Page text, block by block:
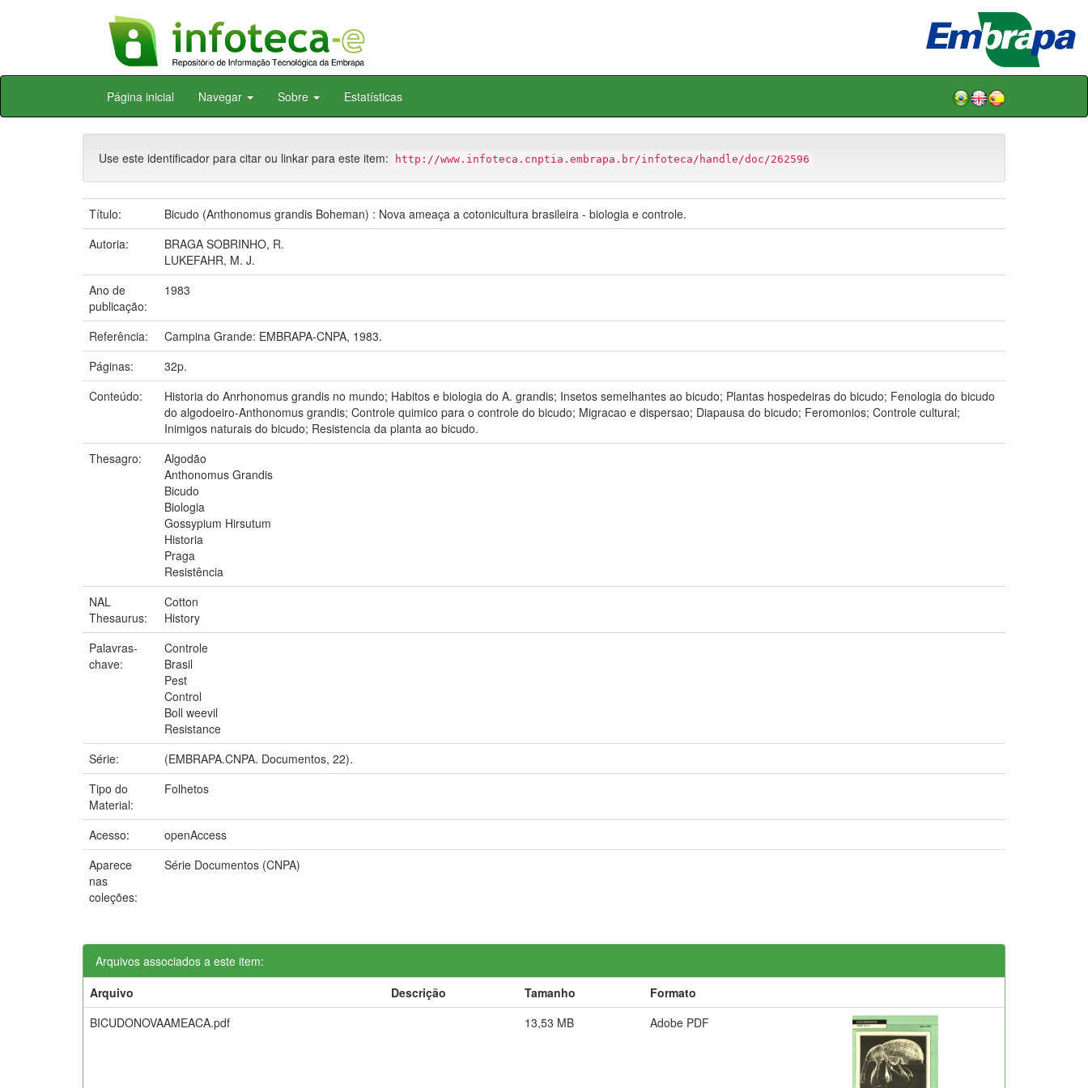
Skip
Página inicial Navegar Sobre Estatísticas
Use este identificador para citar ou linkar para este item: http://www.infoteca.cnptia.embrapa.br/infoteca/handle/doc/262596
Título:
Bicudo (Anthonomus grandis Boheman) : Nova ameaça a cotonicultura brasileira - biologia e controle.
Autoria:
BRAGA SOBRINHO, R.
LUKEFAHR, M. J.
Ano de
publicação:
1983
Referência:
Campina Grande: EMBRAPA-CNPA, 1983.
Páginas:
32p.
Conteúdo:
Historia do Anrhonomus grandis no mundo; Habitos e biologia do A. grandis; Insetos semelhantes ao bicudo; Plantas hospedeiras do bicudo; Fenologia do bicudo
do algodoeiro-Anthonomus grandis; Controle quimico para o controle do bicudo; Migracao e dispersao; Diapausa do bicudo; Feromonios; Controle cultural;
Inimigos naturais do bicudo; Resistencia da planta ao bicudo.
Thesagro:
Algodão
Anthonomus Grandis
Bicudo
Biologia
Gossypium Hirsutum
Historia
Praga
Resistência
NAL
Thesaurus:
Cotton
History
Palavras-
chave:
Controle
Brasil
Pest
Control
Boll weevil
Resistance
Série:
(EMBRAPA.CNPA. Documentos, 22).
Tipo do
Material:
Folhetos
Acesso:
openAccess
Aparece
nas
coleções:
Série Documentos (CNPA)
Arquivos associados a este item:
Arquivo
Descrição Tamanho
Formato
BICUDONOVAAMEACA.pdf
13,53 MB Adobe PDF